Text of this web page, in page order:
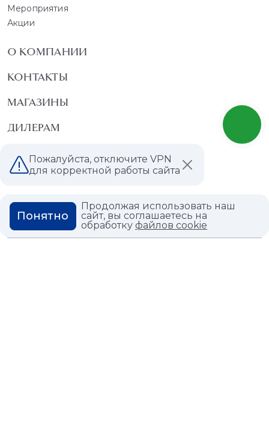
Мероприятия
Акции
О КОМПАНИИ
КОНТАКТЫ
МАГАЗИНЫ
ДИЛЕРАМ
ВАКАНСИИ
ВОПРОС ОТВЕТ
ГЛОССАРИЙ
Пожалуйста, отключите VPN
для корректной работы сайта
Продолжая использовать наш
сайт, вы соглашаетесь на
обработкуфайлов cookie
Понятно